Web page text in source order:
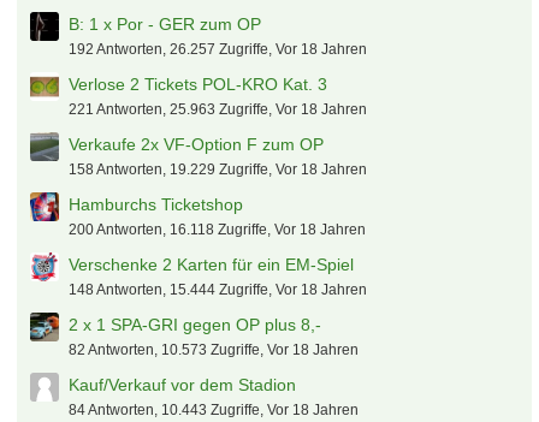
B: 1 x Por - GER zum OP
192 Antworten, 26.257 Zugriffe, Vor 18 Jahren
Verlose 2 Tickets POL-KRO Kat. 3
221 Antworten, 25.963 Zugriffe, Vor 18 Jahren
Verkaufe 2x VF-Option F zum OP
158 Antworten, 19.229 Zugriffe, Vor 18 Jahren
Hamburchs Ticketshop
200 Antworten, 16.118 Zugriffe, Vor 18 Jahren
Verschenke 2 Karten für ein EM-Spiel
148 Antworten, 15.444 Zugriffe, Vor 18 Jahren
2 x 1 SPA-GRI gegen OP plus 8,-
82 Antworten, 10.573 Zugriffe, Vor 18 Jahren
Kauf/Verkauf vor dem Stadion
84 Antworten, 10.443 Zugriffe, Vor 18 Jahren